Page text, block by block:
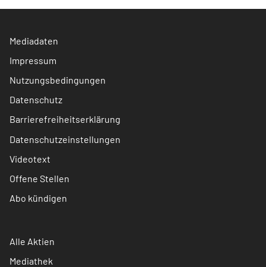
Mediadaten
Impressum
Nutzungsbedingungen
Datenschutz
Barrierefreiheitserklärung
Datenschutzeinstellungen
Videotext
Offene Stellen
Abo kündigen
Alle Aktien
Mediathek